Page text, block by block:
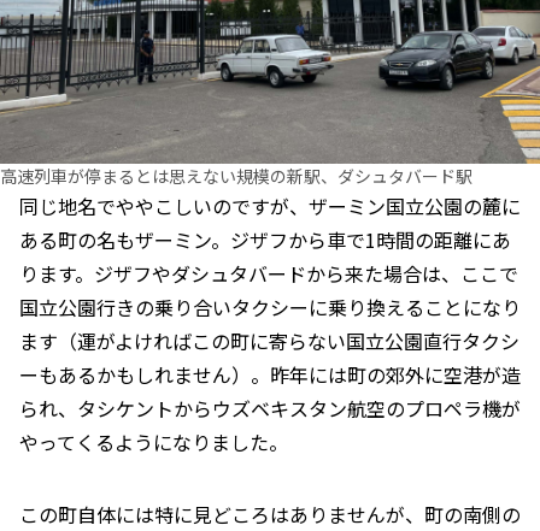
高速列車が停まるとは思えない規模の新駅、ダシュタバード駅
同じ地名でややこしいのですが、ザーミン国立公園の麓に
ある町の名もザーミン。ジザフから車で1時間の距離にあ
ります。ジザフやダシュタバードから来た場合は、ここで
国立公園行きの乗り合いタクシーに乗り換えることになり
ます（運がよければこの町に寄らない国立公園直行タクシ
ーもあるかもしれません）。昨年には町の郊外に空港が造
られ、タシケントからウズベキスタン航空のプロペラ機が
やってくるようになりました。
この町自体には特に見どころはありませんが、町の南側の